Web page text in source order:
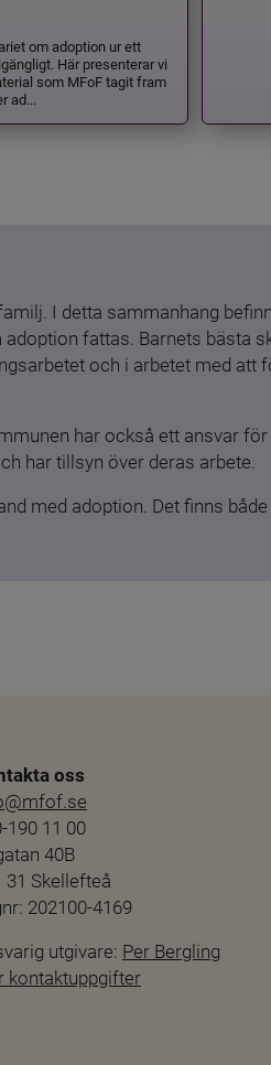
om adoption ur ett
Här presenterar vi
som MFoF tagit fram
ad...
I detta sammanhang
fattas. Barnets bästa
och i arbetet med att
har också ett ansvar
har tillsyn över deras arbete.
med adoption. Det finns
oss
190 11 00
40B
31 Skellefteå
202100-4169
utgivare: Per Bergling
kontaktuppgifter